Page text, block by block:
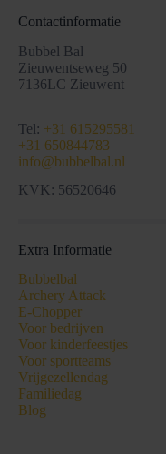
Contactinformatie
Bubbel Bal
Zieuwentseweg 50
7136LC Zieuwent
Tel: +31 615295581
+31 650844783
info@bubbelbal.nl
KVK: 56520646
Extra Informatie
Bubbelbal
Archery Attack
E-Chopper
Voor bedrijven
Voor kinderfeestjes
Voor sportteams
Vrijgezellendag
Familiedag
Blog